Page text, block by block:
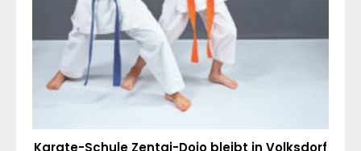
Karate-Schule Zentai-Dojo bleibt in Volksdorf